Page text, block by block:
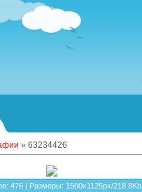
» 63234426
: 476 | Размеры: 1500x1125px/218.8Kb